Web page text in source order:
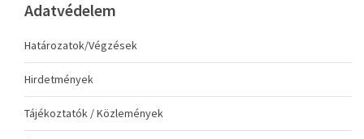
Adatvédelem
Határozatok/Végzések
Hirdetmények
Tájékoztatók / Közlemények